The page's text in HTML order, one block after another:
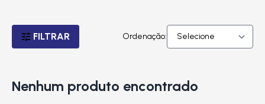
FILTRAR Ordenação:
Nenhum produto encontrado